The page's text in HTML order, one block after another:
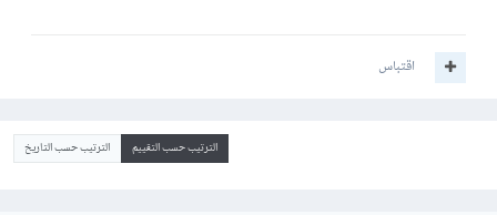
اقتباس
الترتيب حسب التقييم الترتيب حسب التاريخ